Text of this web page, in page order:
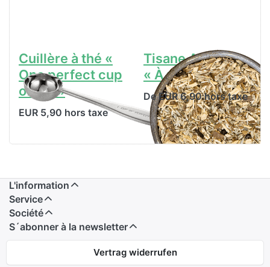
Cuillère à thé «
One perfect cup
of tea »
EUR 5,90 hors taxe
Tisane Ayuvital
« À votre santé »
De EUR 6,90 hors taxe
L'information
Service
Société
S´abonner à la newsletter
Vertrag widerrufen